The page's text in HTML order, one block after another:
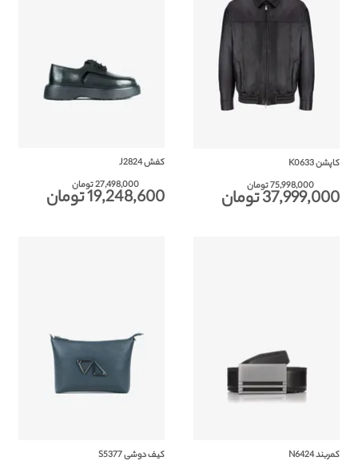
کفش J2824
27,498,000 تومان
19,248,600 تومان
کاپشن K0633
75,998,000 تومان
37,999,000 تومان
کیف دوشی S5377
کمربند N6424